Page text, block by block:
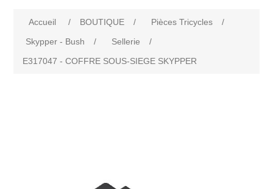
Accueil / BOUTIQUE / Pièces Tricycles
/
Skypper - Bush
/ Sellerie
/
E317047 - COFFRE SOUS-SIEGE SKYPPER